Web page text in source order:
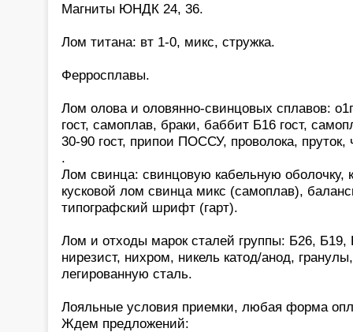
Магниты ЮНДК 24, 36.
Лом титана: вт 1-0, микс, стружка.
Ферросплавы.
Лом олова и оловянно-свинцовых сплавов:
гост, самоплав, браки, баббит Б16 гост,
30-90 гост, припои ПОССУ, проволока,
.
Лом свинца: свинцовую кабельную оболочку,
кусковой лом свинца микс (самоплав),
типографский шрифт (гарт).
Лом и отходы марок сталей группы: Б26,
нирезист, нихром, никель катод/анод,
легированную сталь.
Лояльные условия приемки, любая форма
Ждем предложений: